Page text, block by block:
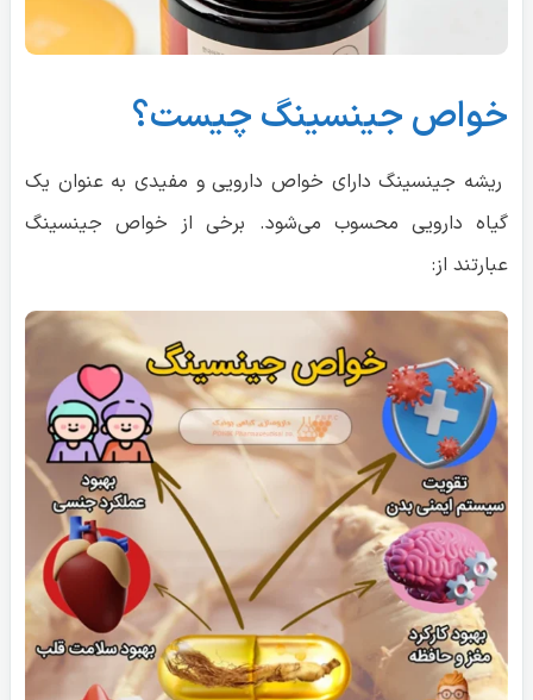
خواص جینسینگ چیست؟
ریشه جینسینگ دارای خواص دارویی و مفیدی به عنوان یک
گیاه دارویی محسوب می‌شود. برخی از خواص جینسینگ
عبارتند از: